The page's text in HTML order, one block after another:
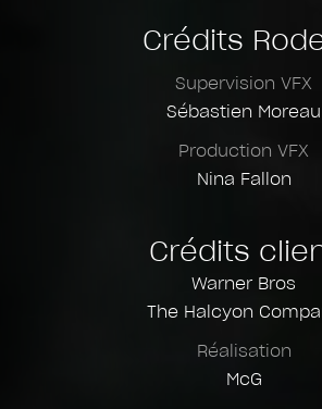
Crédits
Supervision VFX
Sébastien Moreau
Production VFX
Nina Fallon
Crédits
Warner Bros
The Halcyon
Réalisation
McG